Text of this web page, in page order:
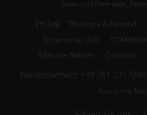
Sonn- und Feiertage,
Verlag: Theologie & Pastoral
Stimmen der Zeit
COMMUNIO
Biblische Notizen
Diakonia
Kundenservice +49 761 2717200
Abo online